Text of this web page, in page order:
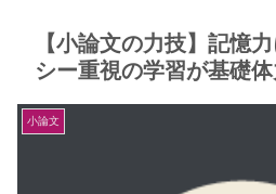
【小論文の力技】記憶
シー重視の学習が基礎
小論文